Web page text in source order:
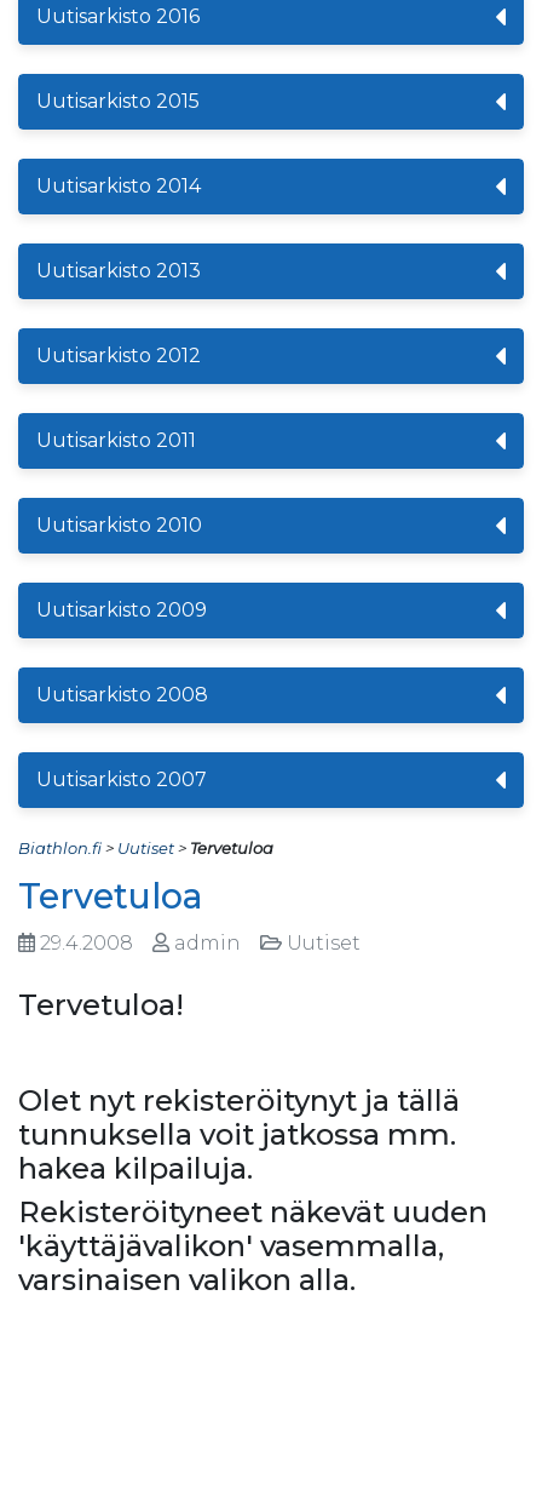
Uutisarkisto 2016
Uutisarkisto 2015
Uutisarkisto 2014
Uutisarkisto 2013
Uutisarkisto 2012
Uutisarkisto 2011
Uutisarkisto 2010
Uutisarkisto 2009
Uutisarkisto 2008
Uutisarkisto 2007
Biathlon.fi> Uutiset> Tervetuloa
Tervetuloa
29.4.2008 admin Uutiset
Tervetuloa!
Olet nyt rekisteröitynyt ja tällä
tunnuksella voit jatkossa mm.
hakea kilpailuja.
Rekisteröityneet näkevät uuden
'käyttäjävalikon' vasemmalla,
varsinaisen valikon alla.